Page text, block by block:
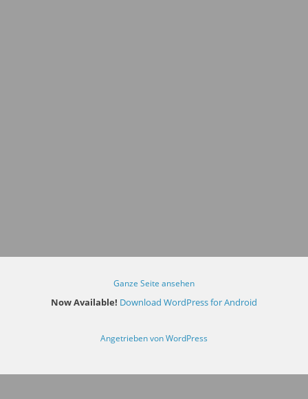
Ganze Seite ansehen
Now Available! Download WordPress for Android
Angetrieben von WordPress